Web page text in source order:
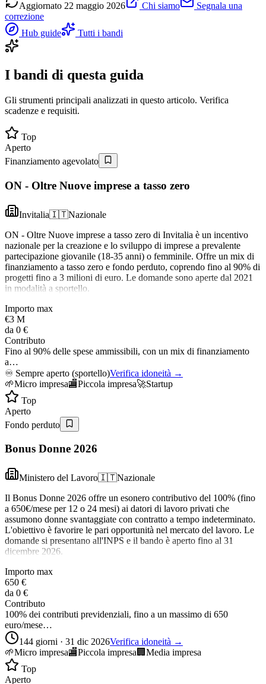
Aggiornato 22 maggio 2026 Chi siamo
Segnala una
correzione
Hub guide
Tutti i bandi
I bandi di questa guida
Gli strumenti principali analizzati in questo articolo. Verifica
scadenze e requisiti.
Top
Aperto
Finanziamento agevolato
ON - Oltre Nuove imprese a tasso zero
Invitalia🇮🇹Nazionale
ON - Oltre Nuove imprese a tasso zero di Invitalia è un incentivo
nazionale per la creazione e lo sviluppo di imprese a prevalente
partecipazione giovanile (18-35 anni) o femminile. Offre un mix di
finanziamento a tasso zero e fondo perduto, coprendo fino al 90% di
progetti fino a 3 milioni di euro. Le domande sono aperte dal 2021
in modalità a sportello.
Importo max
€3 M
da 0 €
Contributo
Fino al 90% delle spese ammissibili, con un mix di finanziamento
a…
♾️ Sempre aperto (sportello)Verifica idoneità →
🌱Micro impresa🏬Piccola impresa🚀Startup
Top
Aperto
Fondo perduto
Bonus Donne 2026
Ministero del Lavoro🇮🇹Nazionale
Il Bonus Donne 2026 offre un esonero contributivo del 100% (fino
a 650€/mese per 12 o 24 mesi) ai datori di lavoro privati che
assumono donne svantaggiate con contratto a tempo indeterminato.
L'obiettivo è favorire le pari opportunità nel mercato del lavoro. Le
domande si presentano all'INPS e il bando è aperto fino al 31
dicembre 2026.
Importo max
650 €
da 0 €
Contributo
100% dei contributi previdenziali, fino a un massimo di 650
euro/mese…
144 giorni · 31 dic 2026Verifica idoneità →
🌱Micro impresa🏬Piccola impresa 🏢 Media impresa
Top
Aperto